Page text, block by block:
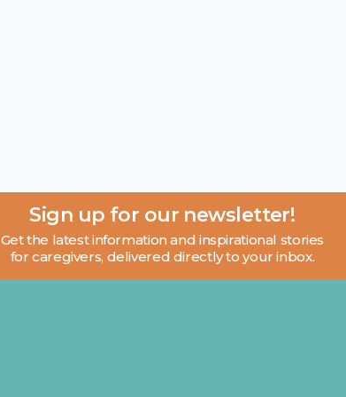
Sign up for our newsletter!
Get the latest information and inspirational stories
for caregivers, delivered directly to your inbox.